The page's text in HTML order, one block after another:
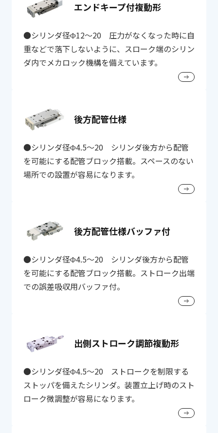
エンドキープ付複動形
●シリンダ径Φ12～20 圧力がなくなった時に自
重などで落下しないように、スローク端のシリン
ダ内でメカロック機構を備えています。
後方配管仕様
●シリンダ径Φ4.5～20 シリンダ後方から配管
を可能にする配管ブロック搭載。スペースのない
場所での設置が容易になります。
後方配管仕様バッファ付
●シリンダ径Φ4.5～20 シリンダ後方から配管
を可能にする配管ブロック搭載。ストローク出端
での誤差吸収用バッファ付。
出側ストローク調節複動形
●シリンダ径Φ4.5～20 ストロークを制限する
ストッパを備えたシリンダ。装置立上げ時のスト
ローク微調整が容易になります。